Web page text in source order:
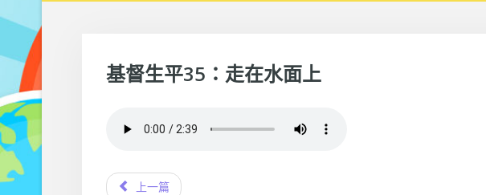
基督生平35：走在水面上
上一篇